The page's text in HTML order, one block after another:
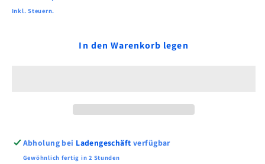
für
LOW
Preis
Inkl. Steuern.
In den Warenkorb legen
Abholung bei Ladengeschäft verfügbar
Gewöhnlich fertig in 2 Stunden